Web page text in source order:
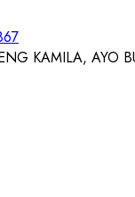
KAMILA, AYO